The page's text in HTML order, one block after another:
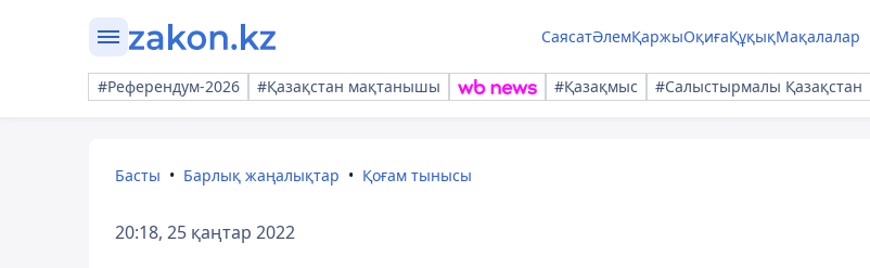
СаясатӘлемҚаржыОқиғаҚұқықМақалалар
#Референдум-2026 #Қазақстан мақтанышы #Қазақмыс #Салыстырмалы Қазақстан
Басты Барлық жаңалықтар Қоғам тынысы
20:18, 25 қаңтар 2022